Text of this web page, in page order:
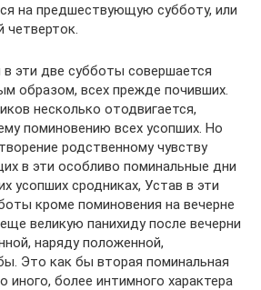
на предшествующую субботу, или
в эти две субботы совершается
образом, всех прежде почивших.
несколько отодвигается,
поминовению всех усопших. Но
родственному чувству
в эти особливо поминальные дни
усопших сродниках, Устав в эти
кроме поминовения на вечерне
великую панихиду после вечерни
наряду положенной,
Это как бы вторая поминальная
иного, более интимного характера